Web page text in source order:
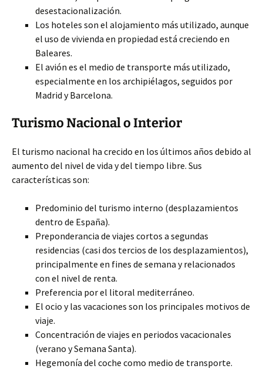
desestacionalización.
Los hoteles son el alojamiento más utilizado, aunque
el uso de vivienda en propiedad está creciendo en
Baleares.
El avión es el medio de transporte más utilizado,
especialmente en los archipiélagos, seguidos por
Madrid y Barcelona.
Turismo Nacional o Interior
El turismo nacional ha crecido en los últimos años debido al
aumento del nivel de vida y del tiempo libre. Sus
características son:
Predominio del turismo interno (desplazamientos
dentro de España).
Preponderancia de viajes cortos a segundas
residencias (casi dos tercios de los desplazamientos),
principalmente en fines de semana y relacionados
con el nivel de renta.
Preferencia por el litoral mediterráneo.
El ocio y las vacaciones son los principales motivos de
viaje.
Concentración de viajes en periodos vacacionales
(verano y Semana Santa).
Hegemonía del coche como medio de transporte.